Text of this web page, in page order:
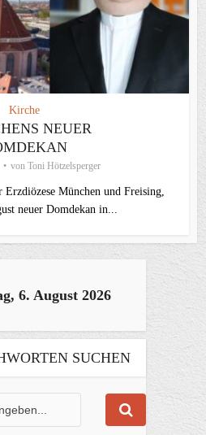
Kirche
NEUER
von Toni Hötzelsperger
München und Freising,
neuer Domdekan in...
6. August 2026
SUCHEN